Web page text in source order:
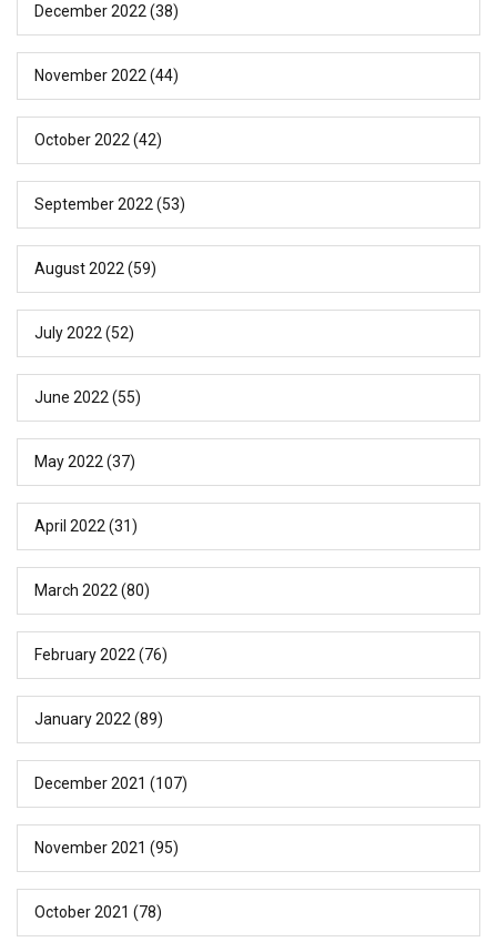
December 2022 (38)
November 2022 (44)
October 2022 (42)
September 2022 (53)
August 2022 (59)
July 2022 (52)
June 2022 (55)
May 2022 (37)
April 2022 (31)
March 2022 (80)
February 2022 (76)
January 2022 (89)
December 2021 (107)
November 2021 (95)
October 2021 (78)